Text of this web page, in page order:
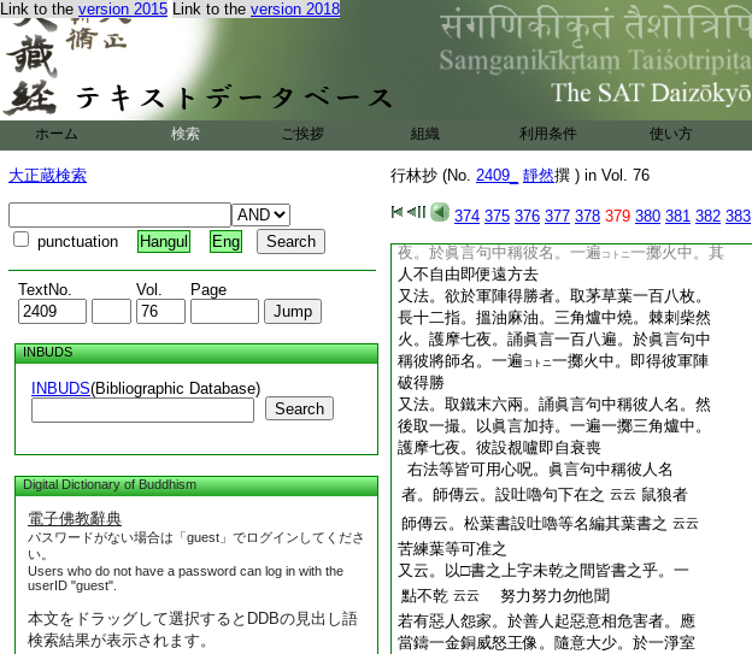
Link to the version 2015 Link to the version 2018
ホーム 検索 ご挨拶 組織 利用条件 使い方
大正蔵検索
punctuation Hangul Eng
TextNo. Vol. Page
INBUDS
INBUDS(Bibliographic Database)
Search
Digital Dictionary of Buddhism
電子佛教辭典
パスワードがない場合は「guest」でログインしてくださ
い。
Users who do not have a password can log in with the
userID "guest".
本文をドラッグして選択するとDDBの見出し語
検索結果が表示されます。
行林抄 (No. 2409_ 靜然撰 ) in Vol. 76
374 375 376 377 378 379 380 381 382 383
部母 大日 文殊 本尊
諸天總 成就明 又部母
作法
軌云。又法。對像前作三角火壇。護摩七夜。以
棘刺柴然火。取苦練葉。書二相愛人名。以葉
相背。用蛇皮裹。以鼠狼毛爲繩纒葉上。用一
百八枚。於眞言句中稱彼人名。誦眞言一
遍
一擲火中。彼二人即互相憎嫌不和
又法。欲令惡人遠去。取烏翅一百八枚。搵芥
夜。於眞言句中稱彼名。一遍 コトニ一擲火中。其
人不自由即便遠方去
又法。欲於軍陣得勝者。取茅草葉一百八枚。
長十二指。搵油麻油。三角爐中燒。棘刺柴然
火。護摩七夜。誦眞言一百八遍。於眞言句中
稱彼將師名。一遍 コトニ一擲火中。即得彼軍陣
破得勝
又法。取鐵末六兩。誦眞言句中稱彼人名。然
後取一撮。以眞言加持。一遍一擲三角爐中。
護摩七夜。彼設覩嚧即自衰喪
右法等皆可用心呪。眞言句中稱彼人名
者。師傳云。設吐嚕句下在之 云云 鼠狼者
師傳云。松葉書設吐嚕等名編其葉書之 云云
苦練葉等可准之
又云。以□書之上字未乾之間皆書之乎。一
點不乾 云云
努力努力勿他聞
若有惡人怨家。於善人起惡意相危害者。應
當鑄一金銅威怒王像。隨意大少。於一淨室